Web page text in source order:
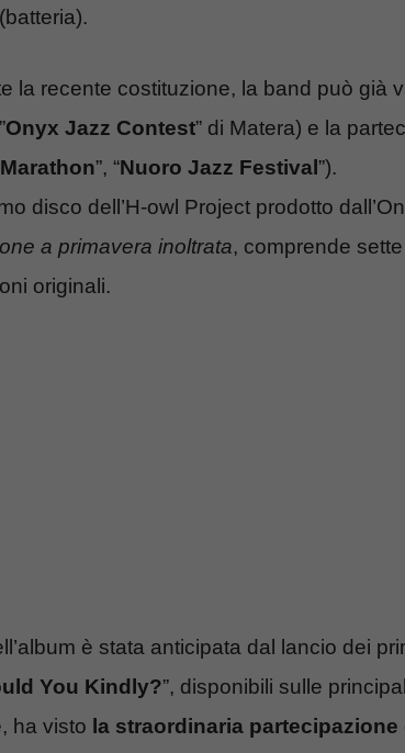
(batteria).
la recente costituzione, la band può già
Onyx Jazz Contest” di Matera) e la
”, “Nuoro Jazz Festival”).
disco dell’H-owl Project prodotto
a primavera inoltrata, comprende
originali.
è stata anticipata dal lancio dei
You Kindly?”, disponibili sulle
ha visto la straordinaria